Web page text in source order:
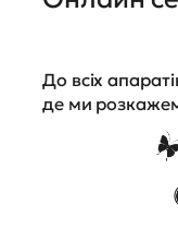
До всіх
де ми